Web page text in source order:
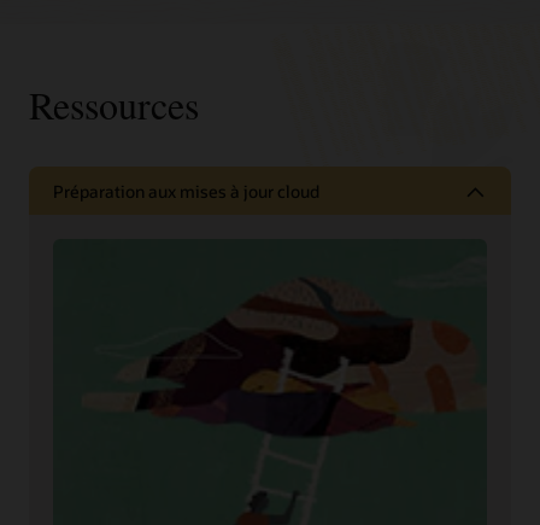
Ressources
Préparation aux mises à jour cloud